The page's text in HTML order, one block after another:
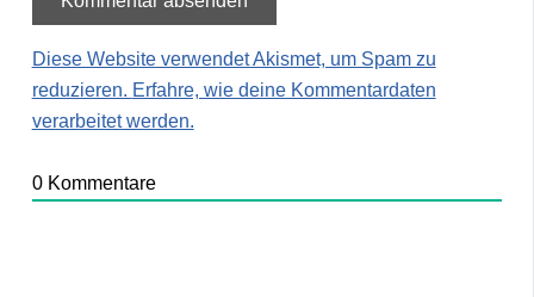
Diese Website verwendet Akismet, um Spam zu
reduzieren. Erfahre, wie deine Kommentardaten
verarbeitet werden.
0Kommentare